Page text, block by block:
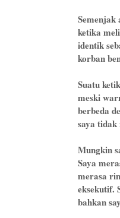
ketika
identik
korban
Suatu
meski
berbeda
saya
Mungkin
Saya
merasa
eksekutif.
bahkan